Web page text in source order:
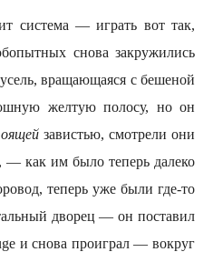
система — играть вот так,
снова закружились
вращающаяся с бешеной
желтую полосу, но он
завистью, смотрели они
— как им было теперь далеко
теперь уже были где-то
дворец — он поставил
и снова проиграл — вокруг